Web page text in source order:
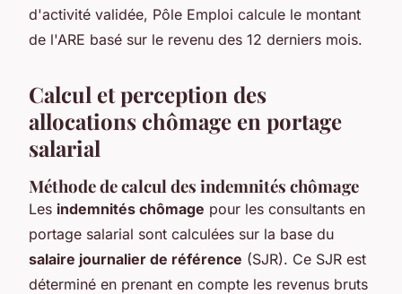
d'activité validée, Pôle Emploi calcule le montant
de l'ARE basé sur le revenu des 12 derniers mois.
Calcul et perception des
allocations chômage en portage
salarial
Méthode de calcul des indemnités chômage
Les indemnités chômage pour les consultants en
portage salarial sont calculées sur la base du
salaire journalier de référence (SJR). Ce SJR est
déterminé en prenant en compte les revenus bruts